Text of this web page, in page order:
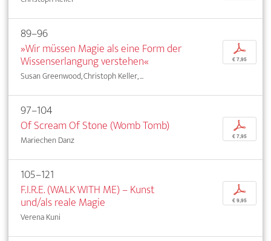
89–96
»Wir müssen Magie als eine Form der
Wissenserlangung verstehen«
Susan Greenwood, Christoph Keller, ...
p
€ 7,95
97–104
Of Scream Of Stone (Womb Tomb)
Mariechen Danz
p
€ 7,95
105–121
F.I.R.E. (WALK WITH ME) – Kunst
und/als reale Magie
Verena Kuni
p
€ 9,95